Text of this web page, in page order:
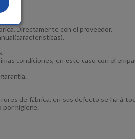
Directamente con el proveedor.
condiciones, en este caso con el
de fábrica, en sus defecto se hará
por higiene.